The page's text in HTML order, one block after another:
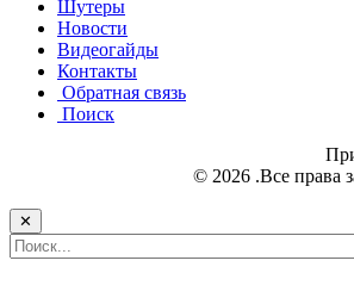
Шутеры
Новости
Видеогайды
Контакты
Обратная связь
Поиск
© 2026 .Все права
✕